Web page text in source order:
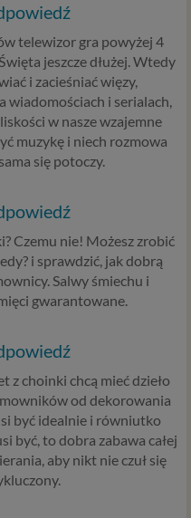
telewizor gra powyżej 4
jeszcze dłużej. Wtedy
i zacieśniać więzy,
wiadomościach i serialach,
w nasze wzajemne
muzykę i niech rozmowa
się potoczy.
Czemu nie! Możesz zrobić
i sprawdzić, jak dobrą
Salwy śmiechu i
gwarantowane.
z choinki chcą mieć dzieło
od dekorowania
być idealnie i równiutko
być, to dobra zabawa całej
aby nikt nie czuł się